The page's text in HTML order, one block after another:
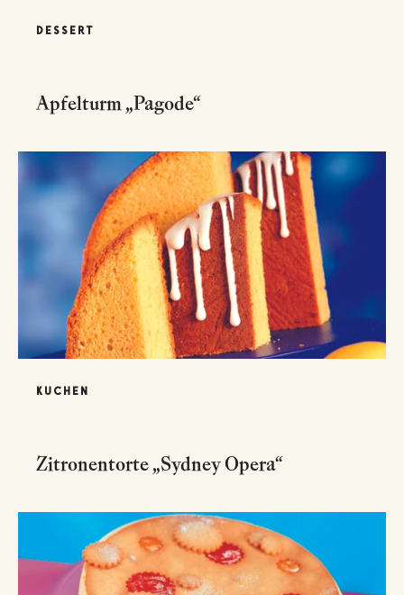
DESSERT
Apfelturm „Pagode“
KUCHEN
Zitronentorte „Sydney Opera“